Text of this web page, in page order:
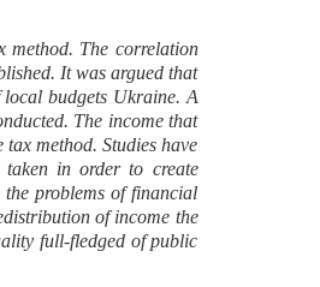
method. The correlation
It was argued that
local budgets Ukraine. A
The income that
method. Studies have
in order to create
problems of financial
of income the
full-fledged of public